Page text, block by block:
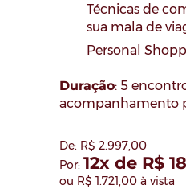
Técnicas de
sua mala de
Personal
Duração: 5
acompanhamento
De:R$ 2.997,00
Por: 12x de R$
ou R$ 1.721,00 à vista